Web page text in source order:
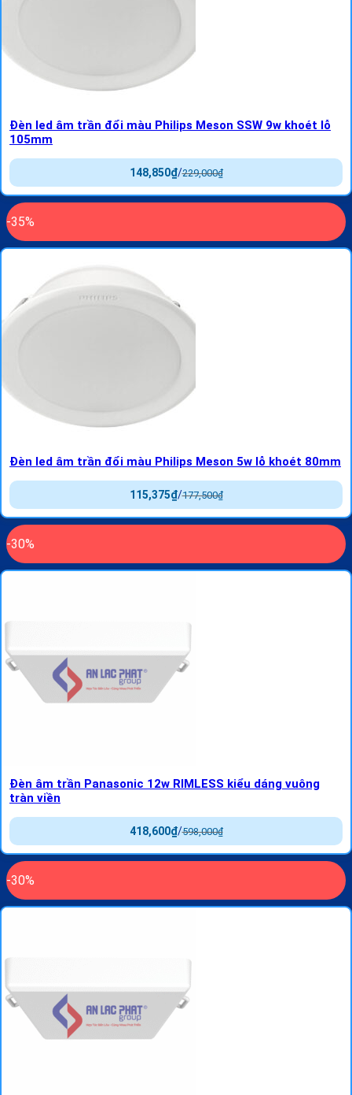
Đèn led âm trần đổi màu Philips Meson SSW 9w khoét lỗ
105mm
229,000₫
/
148,850₫
-35%
Đèn led âm trần đổi màu Philips Meson 5w lỗ khoét 80mm
177,500₫
/
115,375₫
-30%
Đèn âm trần Panasonic 12w RIMLESS kiểu dáng vuông
tràn viền
598,000₫
/
418,600₫
-30%